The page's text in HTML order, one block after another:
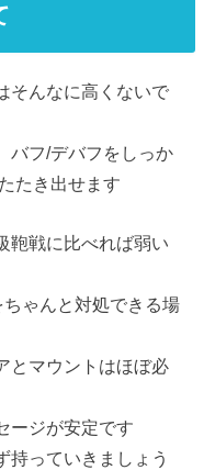
そんなに高くないで
バフ/デバフをしっか
たき出せます
鞄戦に比べれば弱い
ちゃんと対処できる場
とマウントはほぼ必
ージが安定です
持っていきましょう